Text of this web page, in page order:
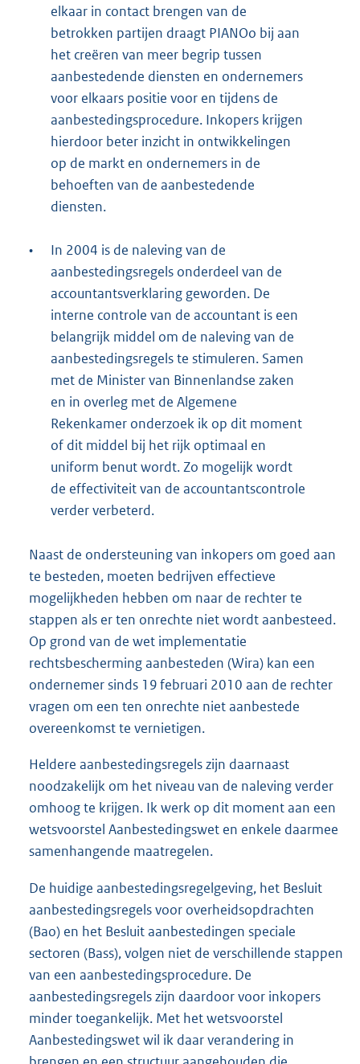
elkaar in contact brengen van de
betrokken partijen draagt PIANOo bij aan
het creëren van meer begrip tussen
aanbestedende diensten en ondernemers
voor elkaars positie voor en tijdens de
aanbestedingsprocedure. Inkopers krijgen
hierdoor beter inzicht in ontwikkelingen
op de markt en ondernemers in de
behoeften van de aanbestedende
diensten.
•
In 2004 is de naleving van de
aanbestedingsregels onderdeel van de
accountantsverklaring geworden. De
interne controle van de accountant is een
belangrijk middel om de naleving van de
aanbestedingsregels te stimuleren. Samen
met de Minister van Binnenlandse zaken
en in overleg met de Algemene
Rekenkamer onderzoek ik op dit moment
of dit middel bij het rijk optimaal en
uniform benut wordt. Zo mogelijk wordt
de effectiviteit van de accountantscontrole
verder verbeterd.
Naast de ondersteuning van inkopers om goed aan
te besteden, moeten bedrijven effectieve
mogelijkheden hebben om naar de rechter te
stappen als er ten onrechte niet wordt aanbesteed.
Op grond van de wet implementatie
rechtsbescherming aanbesteden (Wira) kan een
ondernemer sinds 19 februari 2010 aan de rechter
vragen om een ten onrechte niet aanbestede
overeenkomst te vernietigen.
Heldere aanbestedingsregels zijn daarnaast
noodzakelijk om het niveau van de naleving verder
omhoog te krijgen. Ik werk op dit moment aan een
wetsvoorstel Aanbestedingswet en enkele daarmee
samenhangende maatregelen.
De huidige aanbestedingsregelgeving, het Besluit
aanbestedingsregels voor overheidsopdrachten
(Bao) en het Besluit aanbestedingen speciale
sectoren (Bass), volgen niet de verschillende stappen
van een aanbestedingsprocedure. De
aanbestedingsregels zijn daardoor voor inkopers
minder toegankelijk. Met het wetsvoorstel
Aanbestedingswet wil ik daar verandering in